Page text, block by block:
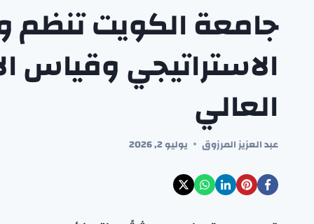
جامعة الكويت
الاستراتيجي وقياس
العالي
عبد العزيز المرزوق يوليو 2, 2026